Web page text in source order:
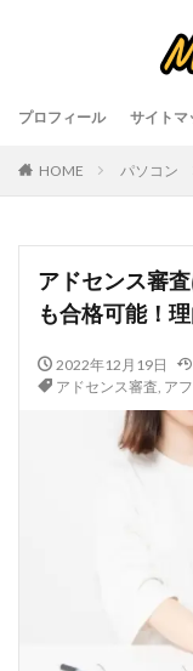
プロフィール サイトマ
HOME パソコン
アドセンス審
も合格可能！
2022年12月19日
アドセンス審査, ア